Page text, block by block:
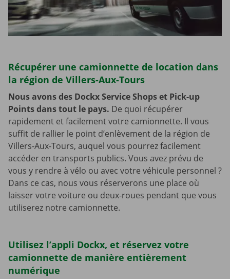
Récupérer une camionnette de location dans
la région de Villers-Aux-Tours
Nous avons des Dockx Service Shops et Pick-up
Points dans tout le pays. De quoi récupérer
rapidement et facilement votre camionnette. Il vous
suffit de rallier le point d’enlèvement de la région de
Villers-Aux-Tours, auquel vous pourrez facilement
accéder en transports publics. Vous avez prévu de
vous y rendre à vélo ou avec votre véhicule personnel ?
Dans ce cas, nous vous réserverons une place où
laisser votre voiture ou deux-roues pendant que vous
utiliserez notre camionnette.
Utilisez l’appli Dockx, et réservez votre
camionnette de manière entièrement
numérique